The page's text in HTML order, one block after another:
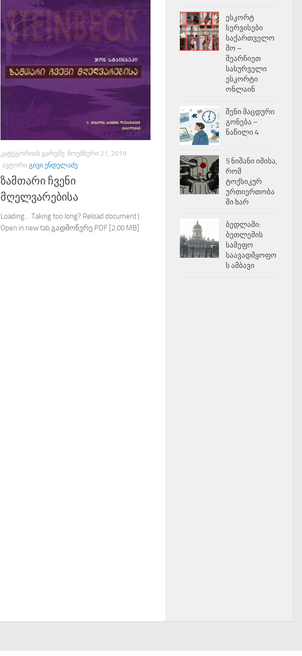
ᲙᲐᲢᲔᲒᲝᲠᲘᲘᲡ ᲒᲐᲠᲔᲨᲔ ᲜᲝᲔᲛᲑᲔᲠᲘ 21, 2019
ᲐᲕᲢᲝᲠᲘᲒᲘᲕᲘ ᲔᲜᲓᲔᲚᲐᲫᲔ
ზამთარი ჩვენი
მღელვარებისა
Loading… Taking too long? Reload document |
Open in new tab გადმოწერე PDF [2.00 MB]
ესკორტ
სერვისები
საქართველო
შო –
შეარჩიეთ
სასურველი
ესკორტი
ონლაინ
შენი მაცდური
გონება –
ნაწილი 4
5 ნიშანი იმისა,
რომ
ტოქსიკურ
ურთიერთობა
ში ხარ
ბედლამი:
ბეთლემის
სამეფო
საავადმყოფო
ს ამბავი